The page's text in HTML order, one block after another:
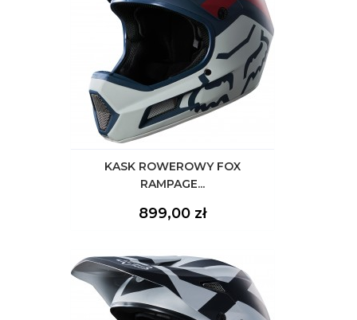
KASK ROWEROWY FOX
RAMPAGE...
Cena
899,00 zł